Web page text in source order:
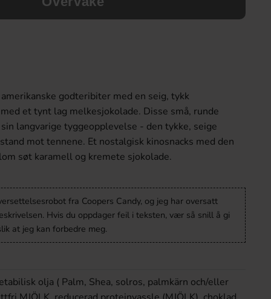
26.90 kr
Köp Köp
godteribiter med en seig, tykk
et tynt lag melkesjokolade. Disse små, runde
langvarige tyggeopplevelse - den tykke, seige
mot tennene. Et nostalgisk kinosnacks med den
søt karamell og kremete sjokolade.
fra Coopers Candy, og jeg har oversatt
Hvis du oppdager feil i teksten, vær så snill å gi
at jeg kan forbedre meg.
olja ( Palm, Shea, solros, palmkärn och/eller